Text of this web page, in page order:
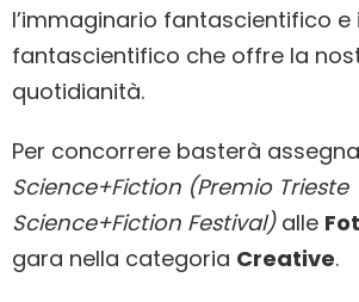
l’immaginario fantascientifico e
fantascientifico che offre la
quotidianità.
Per concorrere basterà
Science+Fiction (Premio Trieste
Science+Fiction Festival)alle
gara nella categoria Creative.